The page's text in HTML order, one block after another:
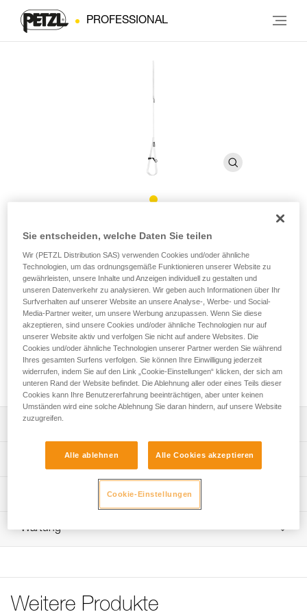
PROFESSIONAL
FOOTCORD
Längenverstellbare Trittschlinge aus Reepschnur
Die längenverstellbare FOOTCORD-Trittschlinge wird
zusammen mit der ASCENSION-Handsteigklemme oder mit
der BASIC-Seilklemme für den Aufstieg am Seil verwendet.
Sie ist aus hochdichtem Polyethylen gefertigt und äußerst
strapazierfähig. Der in der Höhe verstellbare elastische
Riemen gewährleistet den Halt des Fußes in der Trittschlinge
und ist für alle Schuharten geeignet.
Leistungsverzeichnis
Wird für den Aufstieg am Seil an der ASCENSION-
Handsteigklemme oder der BASIC-Seilklemme befestigt.
Trittschlinge. Er lässt sich in der Höhe verstellen, um sich
allen Schuharten anzupassen und kann fixiert werden,
Höheneinstellsystem der Trittschlinge.
Technische Spezifikationen
Zugrundeliegende Spezifikationen
Technische Informationen
Das PDF herunterladen Maintenance tips
Wartung
Weitere Produkte
Sie entscheiden, welche Daten Sie teilen
Wir (PETZL Distribution SAS) verwenden Cookies und/oder ähnliche
Technologien, um das ordnungsgemäße Funktionieren unserer Website zu
gewährleisten, unsere Inhalte und Anzeigen individuell zu gestalten und
unseren Datenverkehr zu analysieren. Wir geben auch Informationen über Ihr
Surfverhalten auf unserer Website an unsere Analyse-, Werbe- und Social-
Media-Partner weiter, um unsere Werbung anzupassen. Wenn Sie diese
akzeptieren, sind unsere Cookies und/oder ähnliche Technologien nur auf
unserer Website aktiv und verfolgen Sie nicht auf andere Websites. Die
Cookies und/oder ähnliche Technologien unserer Partner werden Sie während
Ihres gesamten Surfens verfolgen. Sie können Ihre Einwilligung jederzeit
widerrufen, indem Sie auf den Link „Cookie-Einstellungen“ klicken, der sich am
unteren Rand der Website befindet. Die Ablehnung aller oder eines Teils dieser
Cookies kann Ihre Benutzererfahrung beeinträchtigen, aber unter keinen
Umständen wird eine solche Ablehnung Sie daran hindern, auf unsere Website
zuzugreifen.
Alle ablehnen Alle Cookies akzeptieren
Cookie-Einstellungen